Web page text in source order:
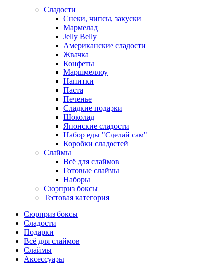
Сладости
Снеки, чипсы, закуски
Мармелад
Jelly Belly
Американские сладости
Жвачка
Конфеты
Маршмеллоу
Напитки
Паста
Печенье
Сладкие подарки
Шоколад
Японские сладости
Набор еды "Сделай сам"
Коробки сладостей
Слаймы
Всё для слаймов
Готовые слаймы
Наборы
Сюрприз боксы
Тестовая категория
Сюрприз боксы
Сладости
Подарки
Всё для слаймов
Слаймы
Аксессуары